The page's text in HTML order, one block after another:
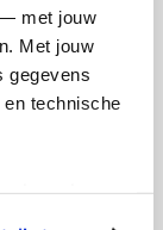
met jouw
Met jouw
gegevens
technische